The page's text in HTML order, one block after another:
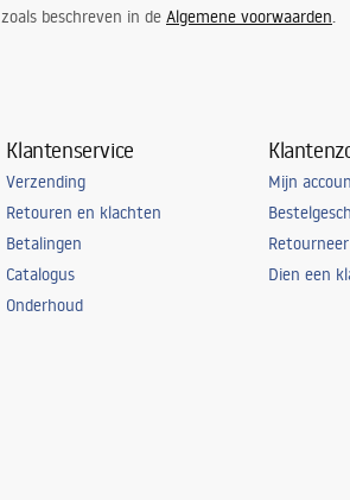
zoals beschreven in de Algemene voorwaarden.
Klantenservice
Verzending
Retouren en klachten
Betalingen
Catalogus
Onderhoud
Mijn
Dien een